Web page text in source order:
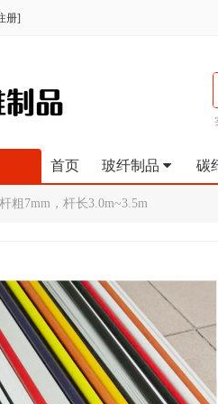
册]
首页 玻纤制品 碳
杆粗7mm，杆长3.0m~3.5m